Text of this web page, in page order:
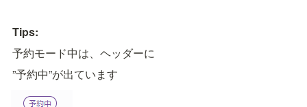
Tips:
予約モード中は、ヘッダーに
”予約中”が出ています